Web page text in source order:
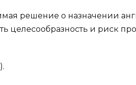
решение о назначении
целесообразность и риск